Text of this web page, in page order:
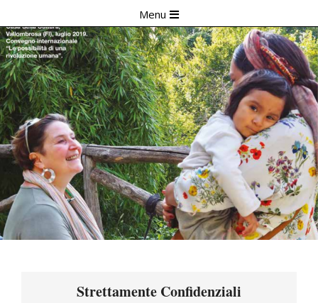
Navigation
Menu
Menu
Strettamente Confidenziali